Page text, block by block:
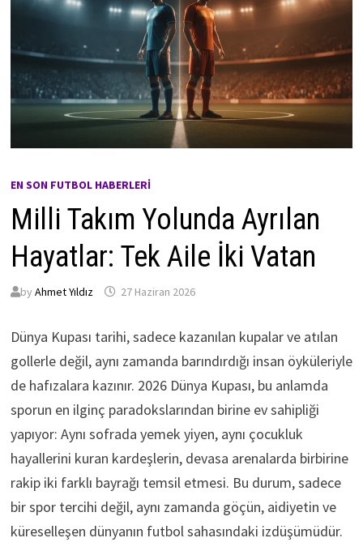
EN SON FUTBOL HABERLERI
Milli Takım Yolunda Ayrılan
Hayatlar: Tek Aile İki Vatan
by Ahmet Yıldız 27 Haziran 2026
Dünya Kupası tarihi, sadece kazanılan kupalar ve atılan
gollerle değil, aynı zamanda barındırdığı insan öyküleriyle
de hafızalara kazınır. 2026 Dünya Kupası, bu anlamda
sporun en ilginç paradokslarından birine ev sahipliği
yapıyor: Aynı sofrada yemek yiyen, aynı çocukluk
hayallerini kuran kardeşlerin, devasa arenalarda birbirine
rakip iki farklı bayrağı temsil etmesi. Bu durum, sadece
bir spor tercihi değil, aynı zamanda göçün, aidiyetin ve
küreselleşen dünyanın futbol sahasındaki izdüşümüdür.